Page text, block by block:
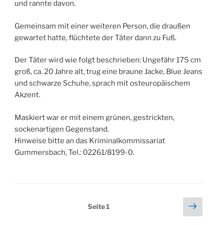
und rannte davon.
Gemeinsam mit einer weiteren Person, die draußen
gewartet hatte, flüchtete der Täter dann zu Fuß.
Der Täter wird wie folgt beschrieben: Ungefähr 175 cm
groß, ca. 20 Jahre alt, trug eine braune Jacke, Blue Jeans
und schwarze Schuhe, sprach mit osteuropäischem
Akzent.
Maskiert war er mit einem grünen, gestrickten,
sockenartigen Gegenstand.
Hinweise bitte an das Kriminalkommissariat
Gummersbach, Tel.: 02261/8199-0.
Seitennummerierung
Seite1